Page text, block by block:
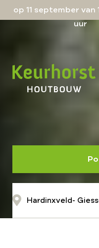
op 11 september van
uur
Hardinxveld-